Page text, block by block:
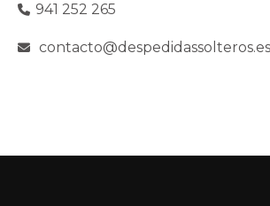
941 252 265
contacto@despedidassolteros.es